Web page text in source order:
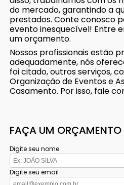
do mercado, garantindo a
prestados. Conte conosco
evento inesquecível! Entre
um orçamento.
Nossos profissionais estão
adequadamente, nós
foi citado, outros serviços,
Organização de Eventos e
Casamento. Por isso, fale
FAÇA UM ORÇAMENTO
Digite seu nome
Digite seu email